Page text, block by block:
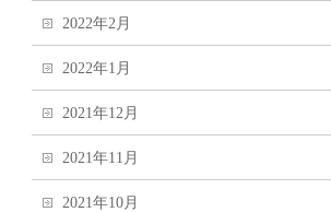
2022年2月
2022年1月
2021年12月
2021年11月
2021年10月